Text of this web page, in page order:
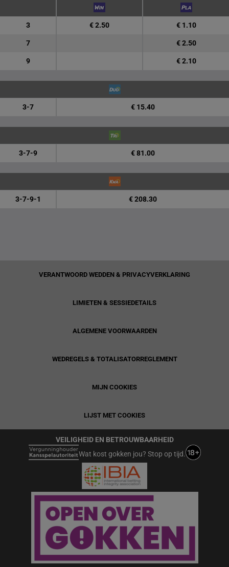
3 € 2.50 € 1.10
7 € 2.50
9 € 2.10
3-7 € 15.40
3-7-9 € 81.00
3-7-9-1 € 208.30
VERANTWOORD WEDDEN & PRIVACYVERKLARING
LIMIETEN & SESSIEDETAILS
ALGEMENE VOORWAARDEN
WEDREGELS & TOTALISATORREGLEMENT
MIJN COOKIES
LIJST MET COOKIES
VEILIGHEID EN BETROUWBAARHEID
Wat kost gokken jou? Stop op tijd.